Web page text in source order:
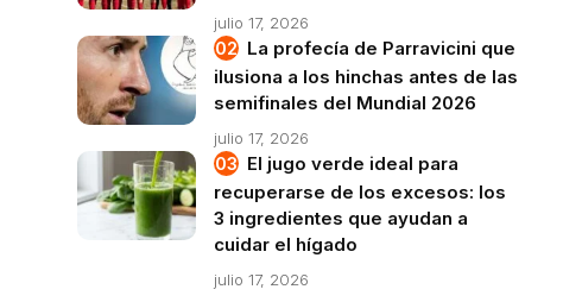
julio 17, 2026
La profecía de Parravicini que
ilusiona a los hinchas antes de las
semifinales del Mundial 2026
julio 17, 2026
El jugo verde ideal para
recuperarse de los excesos: los
3 ingredientes que ayudan a
cuidar el hígado
julio 17, 2026